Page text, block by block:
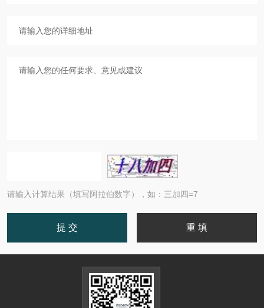
请输入计算结果（填写阿拉伯数字），如：三加四=7